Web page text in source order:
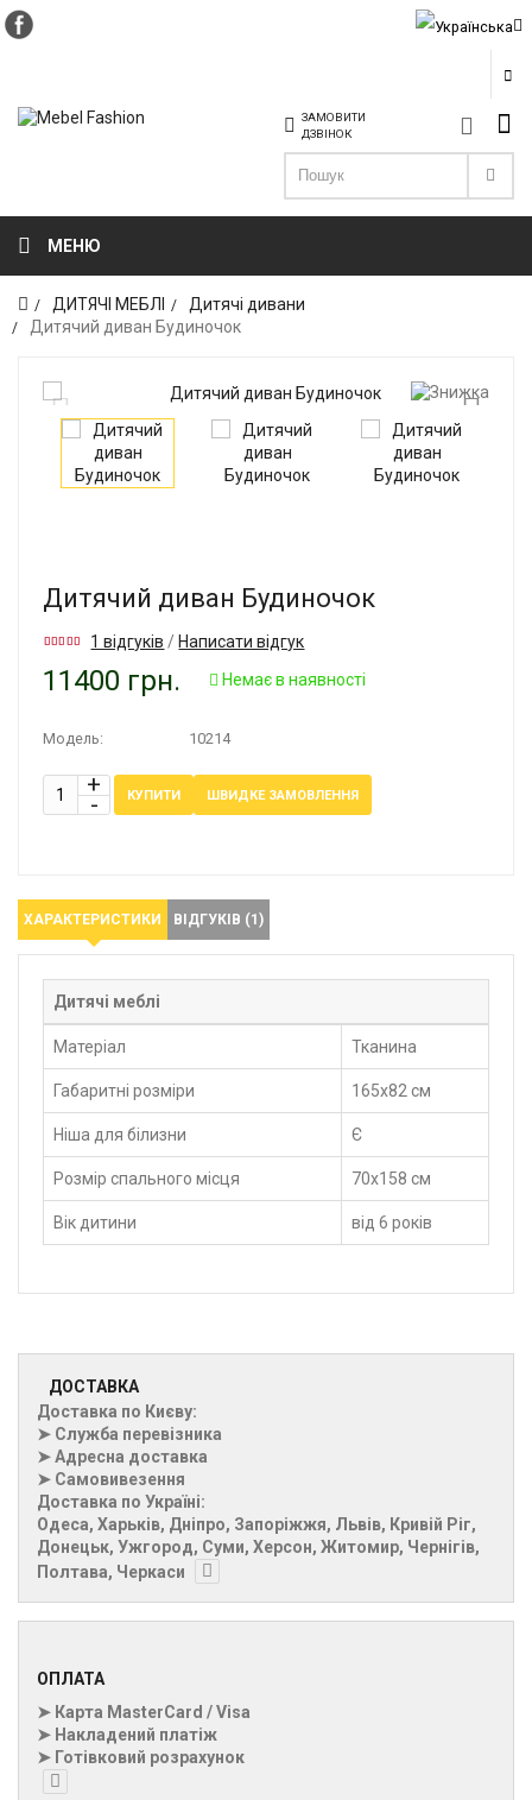
ЗАМОВИТИ
ДЗВІНОК
МЕНЮ
ДИТЯЧІ МЕБЛІ
Дитячі дивани
Дитячий диван Будиночок
Дитячий диван Будиночок
1 відгуків / Написати відгук
11400 грн. Немає в наявності
Модель: 10214
КУПИТИ ШВИДКЕ ЗАМОВЛЕННЯ
ХАРАКТЕРИСТИКИ ВІДГУКІВ (1)
Дитячі меблі
Матеріал Тканина
Габаритні розміри 165х82 см
Ніша для білизни Є
Розмір спального місця 70х158 см
Вік дитини від 6 років
ДОСТАВКА
Доставка по Києву:
➤ Служба перевізника
➤ Адресна доставка
➤ Самовивезення
Доставка по Україні:
Одеса, Харьків, Дніпро, Запоріжжя, Львів, Кривій Ріг,
Донецьк, Ужгород, Суми, Херсон, Житомир, Чернігів,
Полтава, Черкаси
ОПЛАТА
➤ Карта MasterCard / Visa
➤ Накладений платіж
➤ Готівковий розрахунок